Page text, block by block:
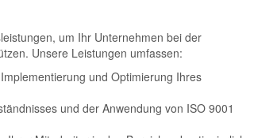
um Ihr Unternehmen bei der
Unsere Leistungen umfassen:
und Optimierung Ihres
und der Anwendung von ISO 9001